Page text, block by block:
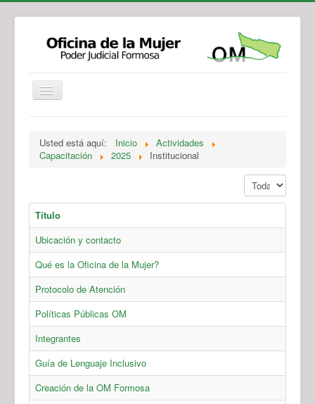
Legislación
Novedades
Usted está aquí: Inicio
Actividades
Capacitación
2025
Institucional
Mostrar #
Título
Ubicación y contacto
Qué es la Oficina de la Mujer?
Protocolo de Atención
Políticas Públicas OM
Integrantes
Guía de Lenguaje Inclusivo
Creación de la OM Formosa